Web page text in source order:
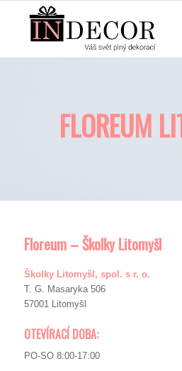
FLOREUM
Floreum – Školky Litomyšl
Školky Litomyšl, spol. s r. o.
T. G. Masaryka 506
57001 Litomyšl
OTEVÍRACÍ DOBA:
PO-SO 8:00-17:00